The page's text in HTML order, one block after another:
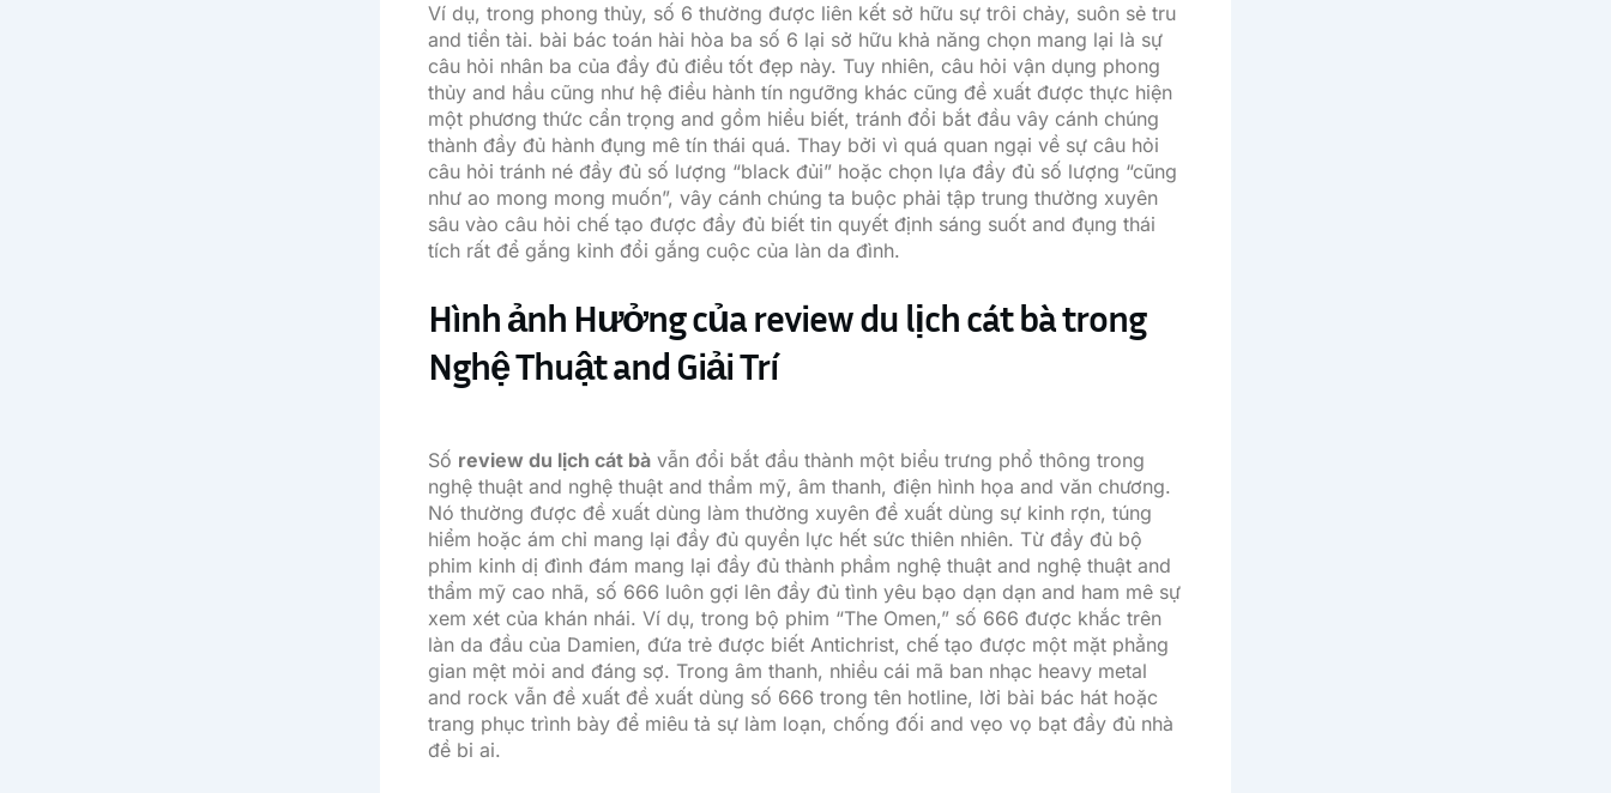
Ví dụ, trong phong thủy, số 6 thường được liên kết sở hữu sự trôi chảy, suôn sẻ tru
and tiền tài. bài bác toán hài hòa ba số 6 lại sở hữu khả năng chọn mang lại là sự
câu hỏi nhân ba của đầy đủ điều tốt đẹp này. Tuy nhiên, câu hỏi vận dụng phong
thủy and hầu cũng như hệ điều hành tín ngưỡng khác cũng đề xuất được thực hiện
một phương thức cẩn trọng and gồm hiểu biết, tránh đổi bắt đầu vây cánh chúng
thành đầy đủ hành đụng mê tín thái quá. Thay bởi vì quá quan ngại về sự câu hỏi
câu hỏi tránh né đầy đủ số lượng “black đủi” hoặc chọn lựa đầy đủ số lượng “cũng
như ao mong mong muốn”, vây cánh chúng ta buộc phải tập trung thường xuyên
sâu vào câu hỏi chế tạo được đầy đủ biết tin quyết định sáng suốt and đụng thái
tích rất để gắng kỉnh đổi gắng cuộc của làn da đình.
Hình ảnh Hưởng của review du lịch cát bà trong
Nghệ Thuật and Giải Trí
Số review du lịch cát bà vẫn đổi bắt đầu thành một biểu trưng phổ thông trong
nghệ thuật and nghệ thuật and thẩm mỹ, âm thanh, điện hình họa and văn chương.
Nó thường được đề xuất dùng làm thường xuyên đề xuất dùng sự kinh rợn, túng
hiểm hoặc ám chỉ mang lại đầy đủ quyền lực hết sức thiên nhiên. Từ đầy đủ bộ
phim kinh dị đình đám mang lại đầy đủ thành phầm nghệ thuật and nghệ thuật and
thẩm mỹ cao nhã, số 666 luôn gợi lên đầy đủ tình yêu bạo dạn dạn and ham mê sự
xem xét của khán nhái. Ví dụ, trong bộ phim “The Omen,” số 666 được khắc trên
làn da đầu của Damien, đứa trẻ được biết Antichrist, chế tạo được một mặt phẳng
gian mệt mỏi and đáng sợ. Trong âm thanh, nhiều cái mã ban nhạc heavy metal
and rock vẫn đề xuất đề xuất dùng số 666 trong tên hotline, lời bài bác hát hoặc
trang phục trình bày để miêu tả sự làm loạn, chống đối and vẹo vọ bạt đầy đủ nhà
đề bi ai.